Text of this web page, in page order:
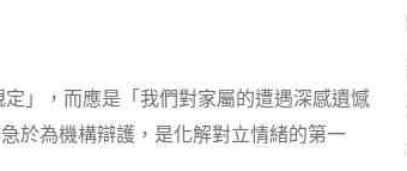
」，而應是「我們對家屬的遭遇深感遺憾
於為機構辯護，是化解對立情緒的第一